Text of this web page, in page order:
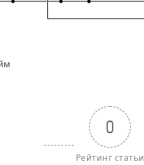
0
Рейтинг статьи